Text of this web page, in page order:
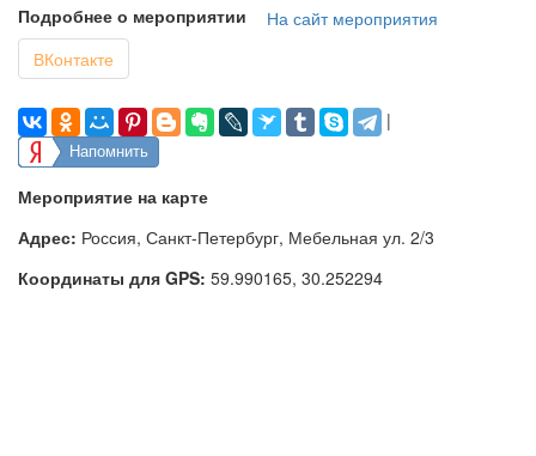
Подробнее о мероприятии
На сайт мероприятия
ВКонтакте
|
Напомнить
Мероприятие на карте
Адрес: Россия, Санкт-Петербург, Мебельная ул. 2/3
Координаты для GPS: 59.990165, 30.252294